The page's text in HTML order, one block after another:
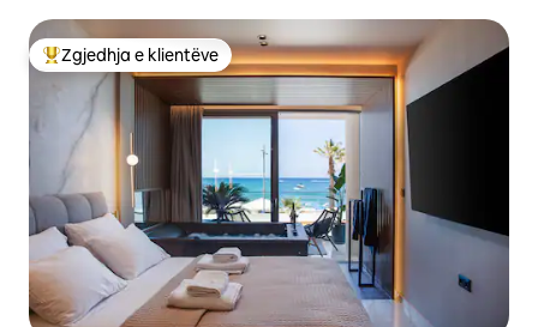
Më të mirat e zgjedhjeve të klientëve
Zgjedhja e klientëve